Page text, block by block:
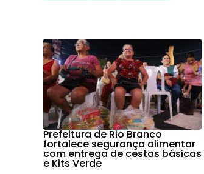
Prefeitura de Rio Branco
fortalece segurança alimentar
com entrega de cestas básicas
e Kits Verde